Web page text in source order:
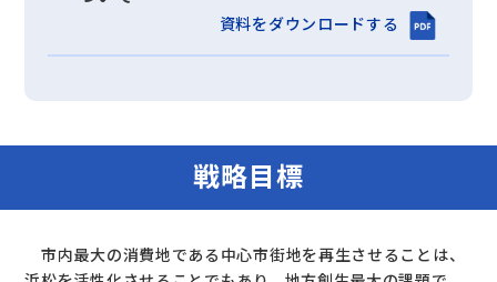
資料をダウンロードする
戦略目標
市内最大の消費地である中心市街地を再生させることは、